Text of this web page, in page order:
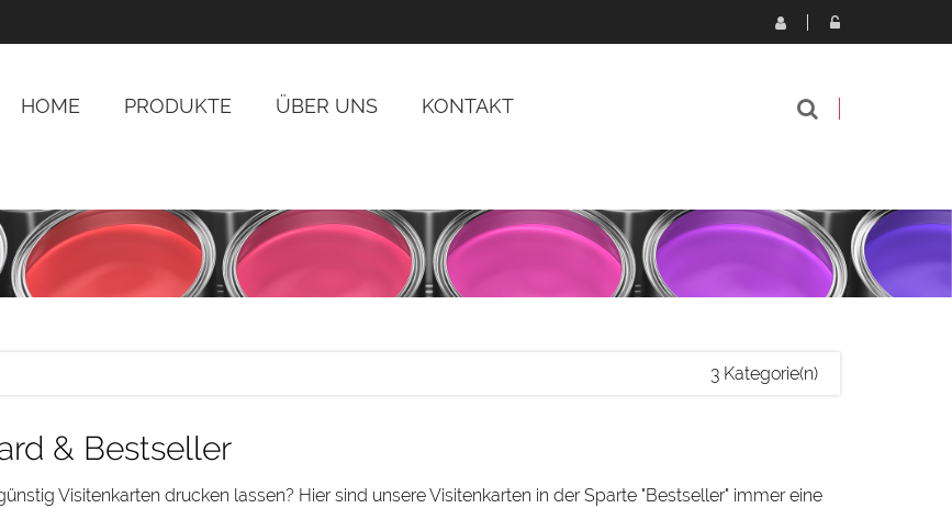
HOME PRODUKTE ÜBER UNS KONTAKT
3 Kategorie(n)
& Bestseller
Visitenkarten drucken lassen? Hier sind unsere Visitenkarten in der Sparte "Bestseller" immer eine